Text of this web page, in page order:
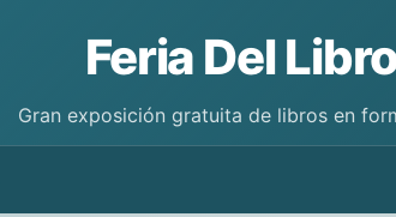
Feria Del
Gran exposición gratuita de libros en